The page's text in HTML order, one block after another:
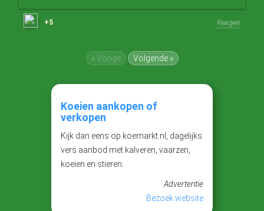
+5 Reageer
« Vorige Volgende »
Koeien aankopen of
verkopen
Kijk dan eens op koemarkt.nl, dagelijks
vers aanbod met kalveren, vaarzen,
koeien en stieren.
Advertentie
Bezoek website